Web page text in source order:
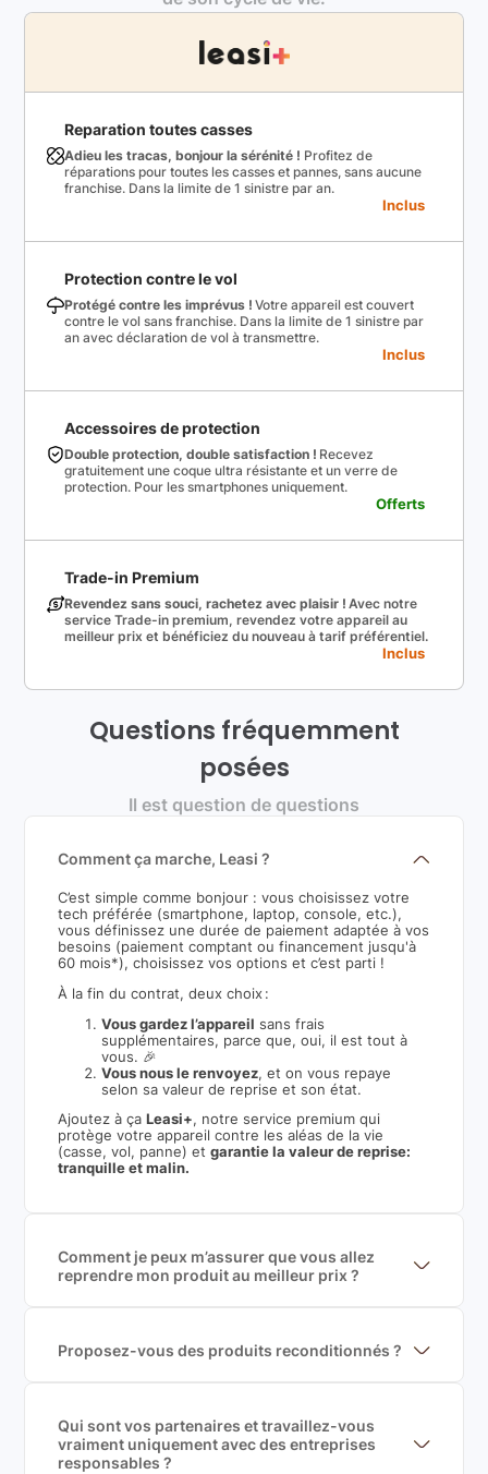
Reparation toutes casses
Adieu les tracas, bonjour la sérénité ! Profitez de
réparations pour toutes les casses et pannes, sans aucune
franchise. Dans la limite de 1 sinistre par an.
Inclus
Protection contre le vol
Protégé contre les imprévus ! Votre appareil est couvert
contre le vol sans franchise. Dans la limite de 1 sinistre par
an avec déclaration de vol à transmettre.
Inclus
Accessoires de protection
Double protection, double satisfaction ! Recevez
gratuitement une coque ultra résistante et un verre de
protection. Pour les smartphones uniquement.
Offerts
Trade-in Premium
Revendez sans souci, rachetez avec plaisir ! Avec notre
service Trade-in premium, revendez votre appareil au
meilleur prix et bénéficiez du nouveau à tarif préférentiel.
Inclus
Questions fréquemment
posées
Il est question de questions
Comment ça marche, Leasi ?
C’est simple comme bonjour : vous choisissez votre
tech préférée (smartphone, laptop, console, etc.),
vous définissez une durée de paiement adaptée à vos
besoins (paiement comptant ou financement jusqu'à
60 mois*), choisissez vos options et c’est parti !
À la fin du contrat, deux choix :
Vous gardez l’appareil sans frais
supplémentaires, parce que, oui, il est tout à
vous. 🎉
Vous nous le renvoyez, et on vous repaye
selon sa valeur de reprise et son état.
Ajoutez à ça Leasi+, notre service premium qui
protège votre appareil contre les aléas de la vie
(casse, vol, panne) etgarantie la valeur de reprise:
tranquille et malin.
Comment je peux m’assurer que vous allez
reprendre mon produit au meilleur prix ?
garantir le meilleur prix de rachat. De plus, nous
sommes rémunéré à la commission sur la valeur de
Proposez-vous des produits reconditionnés ?
produits officiels de grandes marques et du
reconditionné de haute qualité
Qui sont vos partenaires et travaillez-vous
vraiment uniquement avec des entreprises
responsables ?